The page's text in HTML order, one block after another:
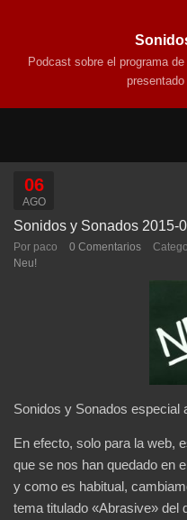
Podcast sobre el programa
06
AGO
Sonidos y Sonados 2015-
Por paco 0 Comentarios
Neu!
Sonidos y Sonados especial
En efecto, solo para la web,
que se nos han quedado en
y como es habitual,
tema titulado «Abrasive» del